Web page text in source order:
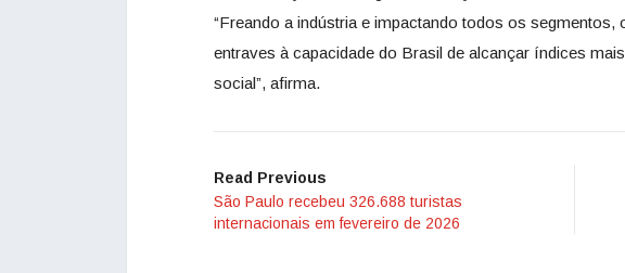
“Freando a indústria e impactando todos os
entraves à capacidade do Brasil de alcançar índices
social”, afirma.
Read Previous
São Paulo recebeu 326.688 turistas
internacionais em fevereiro de 2026